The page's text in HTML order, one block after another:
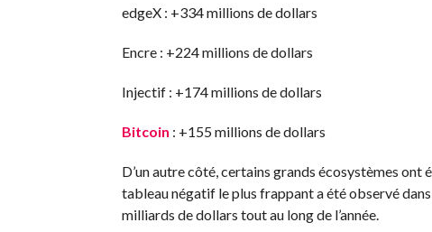
edgeX : +334 millions de dollars
Encre : +224 millions de dollars
Injectif : +174 millions de dollars
Bitcoin : +155 millions de dollars
D’un autre côté, certains grands écosystèmes
tableau négatif le plus frappant a été observé
milliards de dollars tout au long de l’année.